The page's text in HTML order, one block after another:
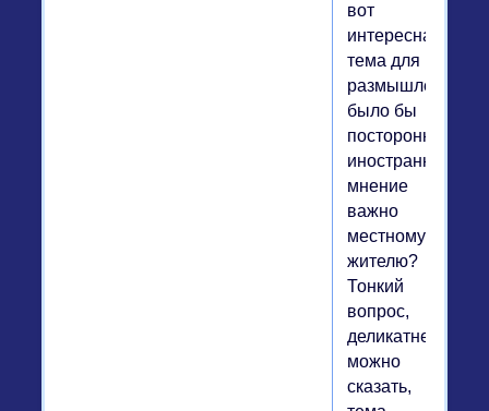
вот
интересная
тема для
размышлений-
было бы
постороннее,
иностранное
мнение
важно
местному
жителю?
Тонкий
вопрос,
деликатнейшая,
можно
сказать,